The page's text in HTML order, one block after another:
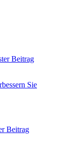
Beitrag
Sie
Beitrag